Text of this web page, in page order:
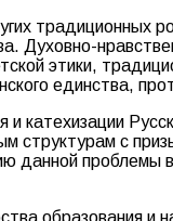
традиционных
Духовно-
этики,
единства,
и катехизации
структурам с
проблемы
образования